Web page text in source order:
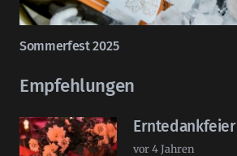
Sommerfest 2025
Empfehlungen
Erntedankfeier
vor 4 Jahren